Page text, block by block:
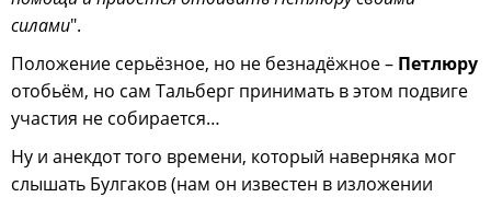
силами".
Положение серьёзное, но не безнадёжное – Петлюру
отобьём, но сам Тальберг принимать в этом подвиге
участия не собирается…
Ну и анекдот того времени, который наверняка мог
слышать Булгаков (нам он известен в изложении